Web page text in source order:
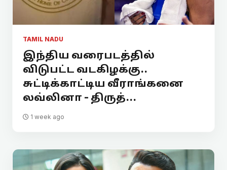
TAMIL NADU
இந்திய வரைபடத்தில்
விடுபட்ட வடகிழக்கு..
சுட்டிக்காட்டிய வீராங்கனை
லவ்லினா - திருத்...
1 week ago